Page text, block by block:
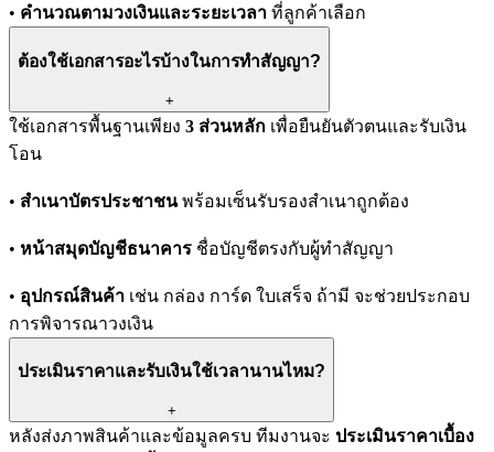
• คำนวณตามวงเงินและระยะเวลา ที่ลูกค้าเลือก
ต้องใช้เอกสารอะไรบ้างในการทำสัญญา?
+
ใช้เอกสารพื้นฐานเพียง 3 ส่วนหลัก เพื่อยืนยันตัวตนและรับเงิน
โอน
• สำเนาบัตรประชาชนพร้อมเซ็นรับรองสำเนาถูกต้อง
• หน้าสมุดบัญชีธนาคาร ชื่อบัญชีตรงกับผู้ทำสัญญา
• อุปกรณ์สินค้า เช่น กล่อง การ์ด ใบเสร็จ ถ้ามี จะช่วยประกอบ
การพิจารณาวงเงิน
ประเมินราคาและรับเงินใช้เวลานานไหม?
+
หลังส่งภาพสินค้าและข้อมูลครบ ทีมงานจะ ประเมินราคาเบื้อง